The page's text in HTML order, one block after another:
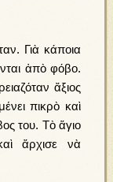
Γιὰ κάποια
ἀπὸ φόβο.
ἄξιος
πικρὸ καὶ
του. Τὸ ἅγιο
ἄρχισε νὰ